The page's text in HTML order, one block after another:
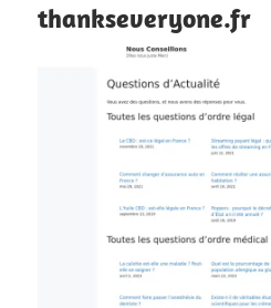
thankseveryone.fr